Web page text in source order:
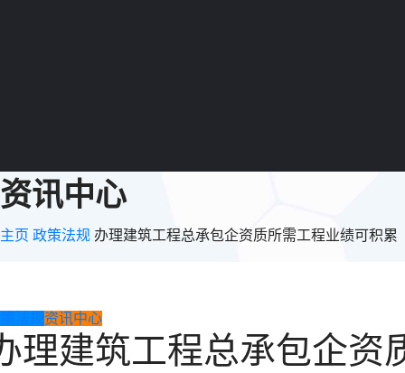
资讯中心
主页 政策法规 办理建筑工程总承包企资质所需工程业绩可积累
资讯中心
理建筑工程总承包企资